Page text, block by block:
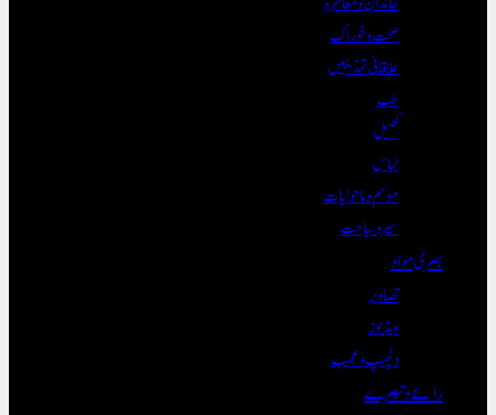
صحت و خوراک
علاقائی تہذیبیں
طب
کھیل
لباس
موسم و ماحولیات
سیر و سیاحت
بصری مواد
تصاویر
ویڈیوز
دلچسپ و عجیب
رائے و تبصرے